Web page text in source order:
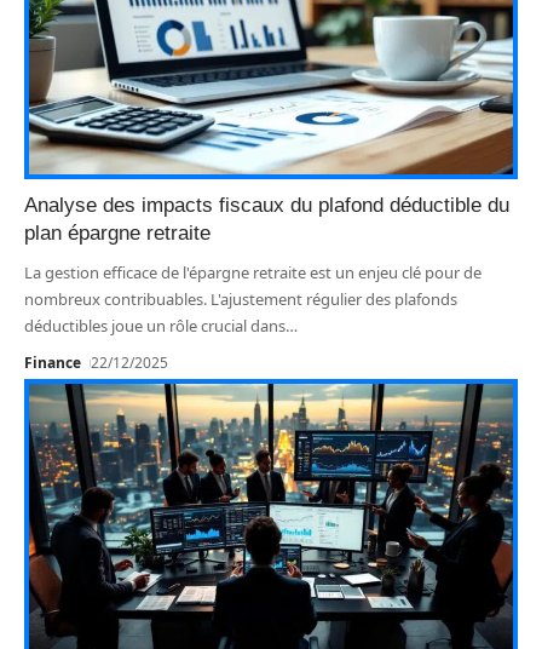
Analyse des impacts fiscaux du plafond déductible du
plan épargne retraite
La gestion efficace de l'épargne retraite est un enjeu clé pour de
nombreux contribuables. L'ajustement régulier des plafonds
déductibles joue un rôle crucial dans…
Finance 22/12/2025